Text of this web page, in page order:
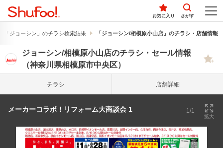
お気に入り さがす
「ジョーシン」のチラシ検索結果 「ジョーシン/相模原小山店」のチラシ・店舗情報
ジョーシン/相模原小山店のチラシ・セール情報
（神奈川県相模原市中央区）
チラシ 店舗詳細
メーカーコラボ！リフォーム大商談会 1 1/1
拡大